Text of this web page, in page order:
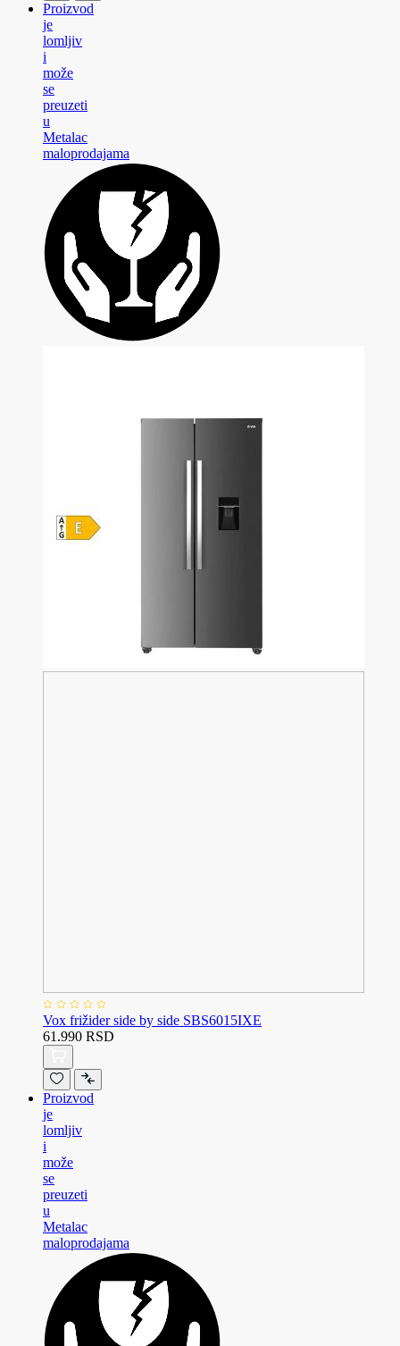
Proizvod
je
lomljiv
i
može
se
preuzeti
u
Metalac
maloprodajama
Vox frižider side by side SBS6015IXE
61.990 RSD
Proizvod
je
lomljiv
i
može
se
preuzeti
u
Metalac
maloprodajama